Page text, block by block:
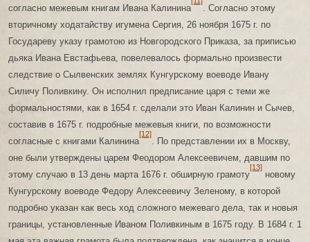
согласно межевым книгам Ивана Калинина
. Согласно этому
вторичному ходатайству игумена Сергия, 26 ноября 1675 г. по
Государеву указу грамотою из Новгородского Приказа, за приписью
дьяка Ивана Евстафьева, повелевалось формально произвести
следствие о Сылвенских землях Кунгурскому воеводе Ивану
Силичу Поливкину. Он исполнил предписание царя с теми же
формальностями, как в 1654 г. сделали это Иван Калинин и Сычев,
составив в 1675 г. подробные межевыя книги, по возможности
согласные с книгами Калинина
[12]
. По представлении их в Москву,
оне были утверждены царем Феодором Алексеевичем, давшим по
этому случаю в 13 день марта 1676 г. обширную грамоту
[13]
новому
Кунгурскому воеводе Федору Алексеевичу Зеленому, в которой
подробно указан как весь ход сложного межеваго дела, так и новыя
границы, установленные Иваном Поливкиным в 1675 году. В 1684 г. 1